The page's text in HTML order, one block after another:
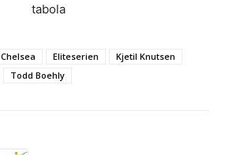
tabola
Chelsea Eliteserien
Kjetil Knutsen
Todd Boehly